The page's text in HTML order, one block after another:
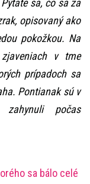
sa, čo sa za
opisovaný ako
pokožkou. Na
v tme
prípadoch sa
Pontianak sú v
počas
sa bálo celé